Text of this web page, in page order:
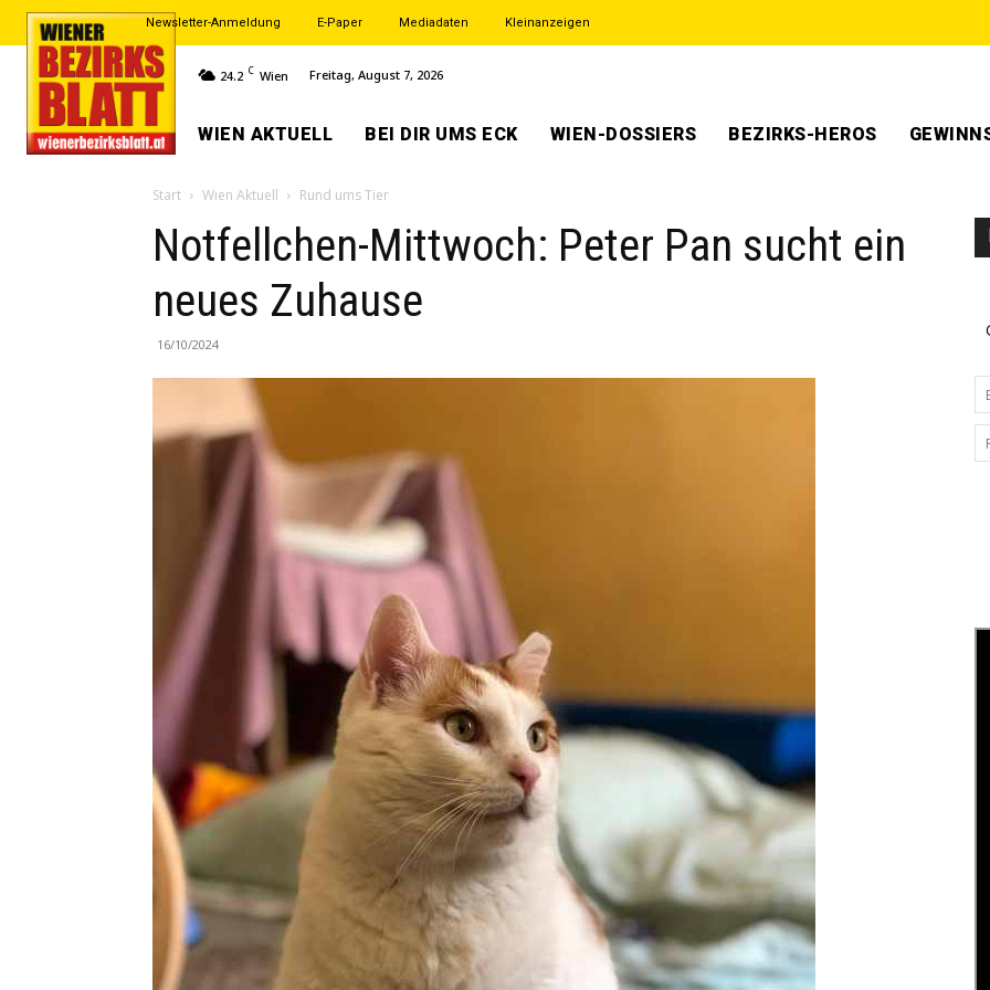
Newsletter-Anmeldung E-Paper Mediadaten Kleinanzeigen
24.2 C Wien Freitag, August 7, 2026
WIEN AKTUELL BEI DIR UMS ECK WIEN-DOSSIERS BEZIRKS-HEROS
Start Wien Aktuell Rund ums Tier
Notfellchen-Mittwoch: Peter Pan sucht ein
neues Zuhause
16/10/2024